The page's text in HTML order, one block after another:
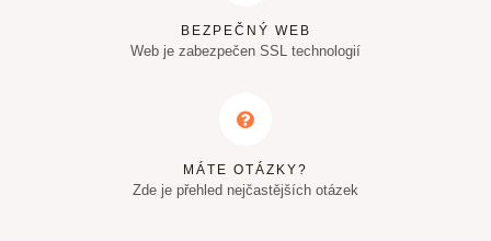
BEZPEČNÝ WEB
Web je zabezpečen SSL technologií
MÁTE OTÁZKY?
Zde je přehled nejčastějších otázek